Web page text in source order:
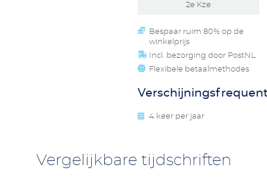
2e Kze
Bespaar ruim 80% op de
winkelprijs
Incl. bezorging door PostNL
Flexibele betaalmethodes
4 keer per jaar
Vergelijkbare tijdschriften